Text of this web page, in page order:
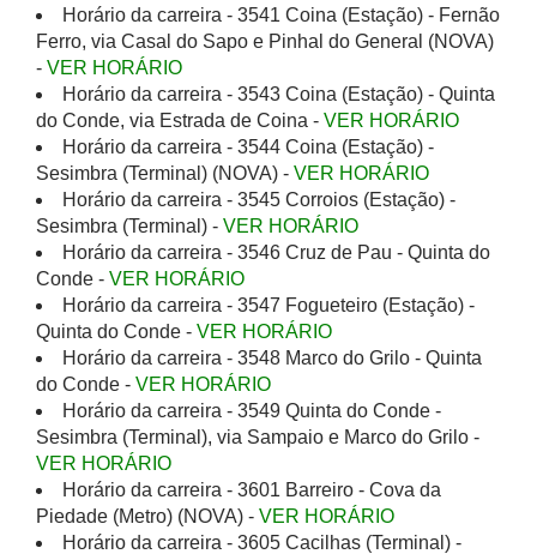
Horário da carreira - 3541 Coina (Estação) - Fernão
Ferro, via Casal do Sapo e Pinhal do General (NOVA)
- VER HORÁRIO
Horário da carreira - 3543 Coina (Estação) - Quinta
do Conde, via Estrada de Coina - VER HORÁRIO
Horário da carreira - 3544 Coina (Estação) -
Sesimbra (Terminal) (NOVA) - VER HORÁRIO
Horário da carreira - 3545 Corroios (Estação) -
Sesimbra (Terminal) - VER HORÁRIO
Horário da carreira - 3546 Cruz de Pau - Quinta do
Conde - VER HORÁRIO
Horário da carreira - 3547 Fogueteiro (Estação) -
Quinta do Conde - VER HORÁRIO
Horário da carreira - 3548 Marco do Grilo - Quinta
do Conde - VER HORÁRIO
Horário da carreira - 3549 Quinta do Conde -
Sesimbra (Terminal), via Sampaio e Marco do Grilo -
VER HORÁRIO
Horário da carreira - 3601 Barreiro - Cova da
Piedade (Metro) (NOVA) - VER HORÁRIO
Horário da carreira - 3605 Cacilhas (Terminal) -